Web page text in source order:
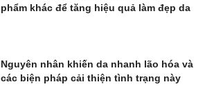
phẩm khác để tăng hiệu quả làm đẹp da
Nguyên nhân khiến da nhanh lão hóa và
các biện pháp cải thiện tình trạng này